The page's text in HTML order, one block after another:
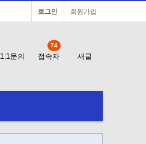
회원가입
로그인
1:1문의 접속자
74
새글